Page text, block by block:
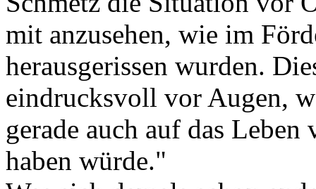
mit anzusehen, wie im
herausgerissen wurden.
eindrucksvoll vor Augen,
gerade auch auf das
haben würde."